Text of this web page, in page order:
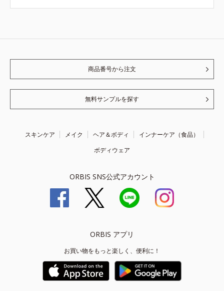
商品番号から注文
無料サンプルを探す
スキンケア メイク ヘア＆ボディ
インナーケア（食品）
ボディウェア
ORBIS SNS公式アカウント
ORBIS アプリ
お買い物をもっと楽しく、便利に！